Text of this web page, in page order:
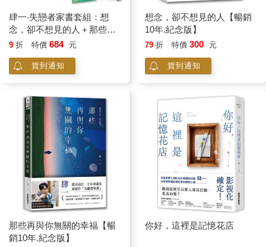
可是，
世界上的人有千萬種，你無法討好每一個人；
地圖上有東西南北，每個人指的位置都不相同。
你要先學會感動自己，做自己喜歡的事，成就自己。
你要去為自己而感動，有天才有辦法感動別人。
自己先喜歡自己，
去喜歡不完美卻可愛的自己，
別人才會喜歡你。
祝 好。
★☆不要丟棄了自己的快樂，等著另一個人來替你招領☆★
自己要擁有讓自己快樂的能力，
而不是把快樂寄託在另一個人身上，
也不是等著別人替自己帶來快樂。
自己有自己的快樂，才會真實。
肆一‧失戀者家書套組：想
念，卻不想見的人＋那些再
與你無關的幸福【暢銷10年.
9 折 特價 684 元
貨到通知
想念，卻不想見的人【暢銷
10年.紀念版】
79 折 特價 300 元
貨到通知
那些再與你無關的幸福【暢
銷10年.紀念版】
你好，這裡是記憶花店